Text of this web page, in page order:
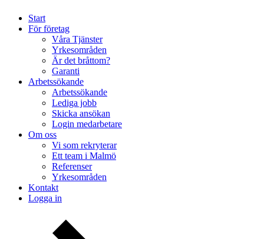
Start
För företag
Våra Tjänster
Yrkesområden
Är det bråttom?
Garanti
Arbetssökande
Arbetssökande
Lediga jobb
Skicka ansökan
Login medarbetare
Om oss
Vi som rekryterar
Ett team i Malmö
Referenser
Yrkesområden
Kontakt
Logga in